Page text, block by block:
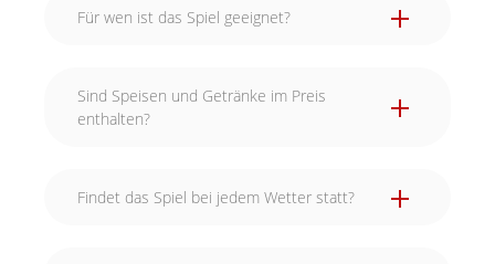
Für wen ist das Spiel geeignet?
Sind Speisen und Getränke im Preis
enthalten?
Findet das Spiel bei jedem Wetter statt?